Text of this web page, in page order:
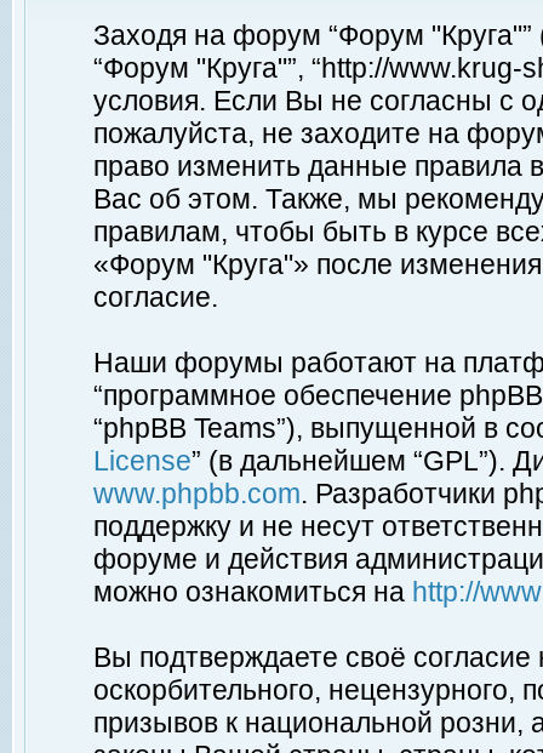
Заходя на форум “Форум
“Форум "Круга"”, “http://
условия. Если Вы не согласны с
пожалуйста, не заходите на
право изменить данные правила
Вас об этом. Также, мы
правилам, чтобы быть в курсе
«Форум "Круга"» после
согласие.
Наши форумы работают на
“программное обеспечение
“phpBB Teams”), выпущенной в
License” (в дальнейшем “GPL”).
www.phpbb.com. Разработчики
поддержку и не несут
форуме и действия
можно ознакомиться на http://
Вы подтверждаете своё
оскорбительного, нецензурного,
призывов к национальной